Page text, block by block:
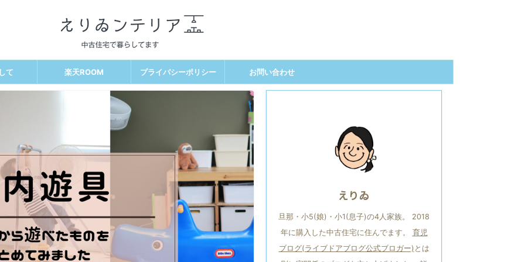
て 楽天ROOM プライバシーポリシー お問い合わせ
えりゐ
旦那・小5(娘)・小1(息子)の4人家族。 2018
年に購入した中古住宅に住んでます。 育児
ブログ(ライブドアブログ公式ブロガー) とは